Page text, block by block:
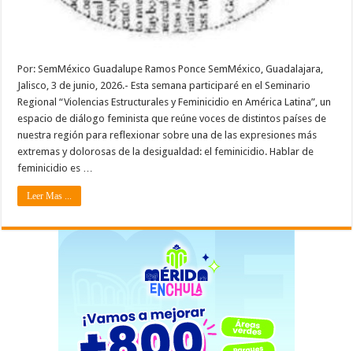
Por: SemMéxico Guadalupe Ramos Ponce SemMéxico, Guadalajara,
Jalisco, 3 de junio, 2026.- Esta semana participaré en el Seminario
Regional “Violencias Estructurales y Feminicidio en América Latina”, un
espacio de diálogo feminista que reúne voces de distintos países de
nuestra región para reflexionar sobre una de las expresiones más
extremas y dolorosas de la desigualdad: el feminicidio. Hablar de
feminicidio es …
Leer Mas ...